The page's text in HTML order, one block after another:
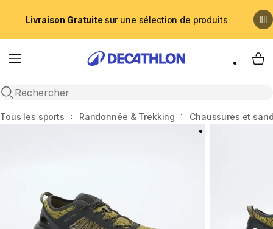
Livraison Gratuite sur une sélection de produits
Menu
Recherche ouverte
My
Accueil
Tous les sports Randonnée & Trekking Chaussures et